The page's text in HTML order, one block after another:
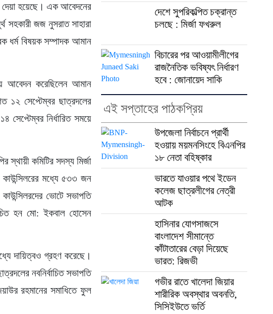
দেয়া হয়েছে। এক আবেদনের
সহকারী জজ নুসরাত সাহারা
ধর্ম বিষয়ক সম্পাদক আমান
আবেদন করেছিলেন আমান
১২ সেপ্টেম্বর ছাত্রদলের
সেপ্টেম্বর নির্ধারিত সময়ে
স্থায়ী কমিটির সদস্য মির্জা
মধ্যে ৫৩৩ জন
ভোটে সভাপতি
হন মো: ইকবাল হোসেন
দায়িত্বও গ্রহণ করেছে।
নবনির্বাচিত সভাপতি
রহমানের সমাধিতে ফুল
দেশে সুপরিকল্পিত চক্রান্ত
চলছে : মির্জা ফখরুল
বিচারের পর আওয়ামীলীগের
রাজনৈতিক ভবিষ্যৎ নির্ধারণ
হবে : জোনায়েদ সাকি
এই সপ্তাহের পাঠকপ্রিয়
উপজেলা নির্বাচনে প্রার্থী
হওয়ায় ময়মনসিংহে বিএনপির
১৮ নেতা বহিষ্কার
ভারতে যাওয়ার পথে ইডেন
কলেজ ছাত্রলীগের নেত্রী
আটক
হাসিনার যোগসাজসে
বাংলাদেশ সীমান্তে
কাঁটাতারের বেড়া দিয়েছে
ভারত: রিজভী
গভীর রাতে খালেদা জিয়ার
শারীরিক অবস্থার অবনতি,
সিসিইউতে ভর্তি